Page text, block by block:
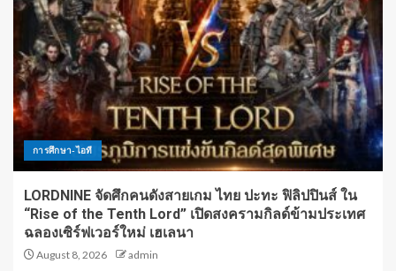
การศึกษา-ไอที
LORDNINE จัดศึกคนดังสายเกม ไทย ปะทะ ฟิลิปปินส์ ใน
“Rise of the Tenth Lord” เปิดสงครามกิลด์ข้ามประเทศ
ฉลองเซิร์ฟเวอร์ใหม่ เฮเลนา
August 8, 2026 admin